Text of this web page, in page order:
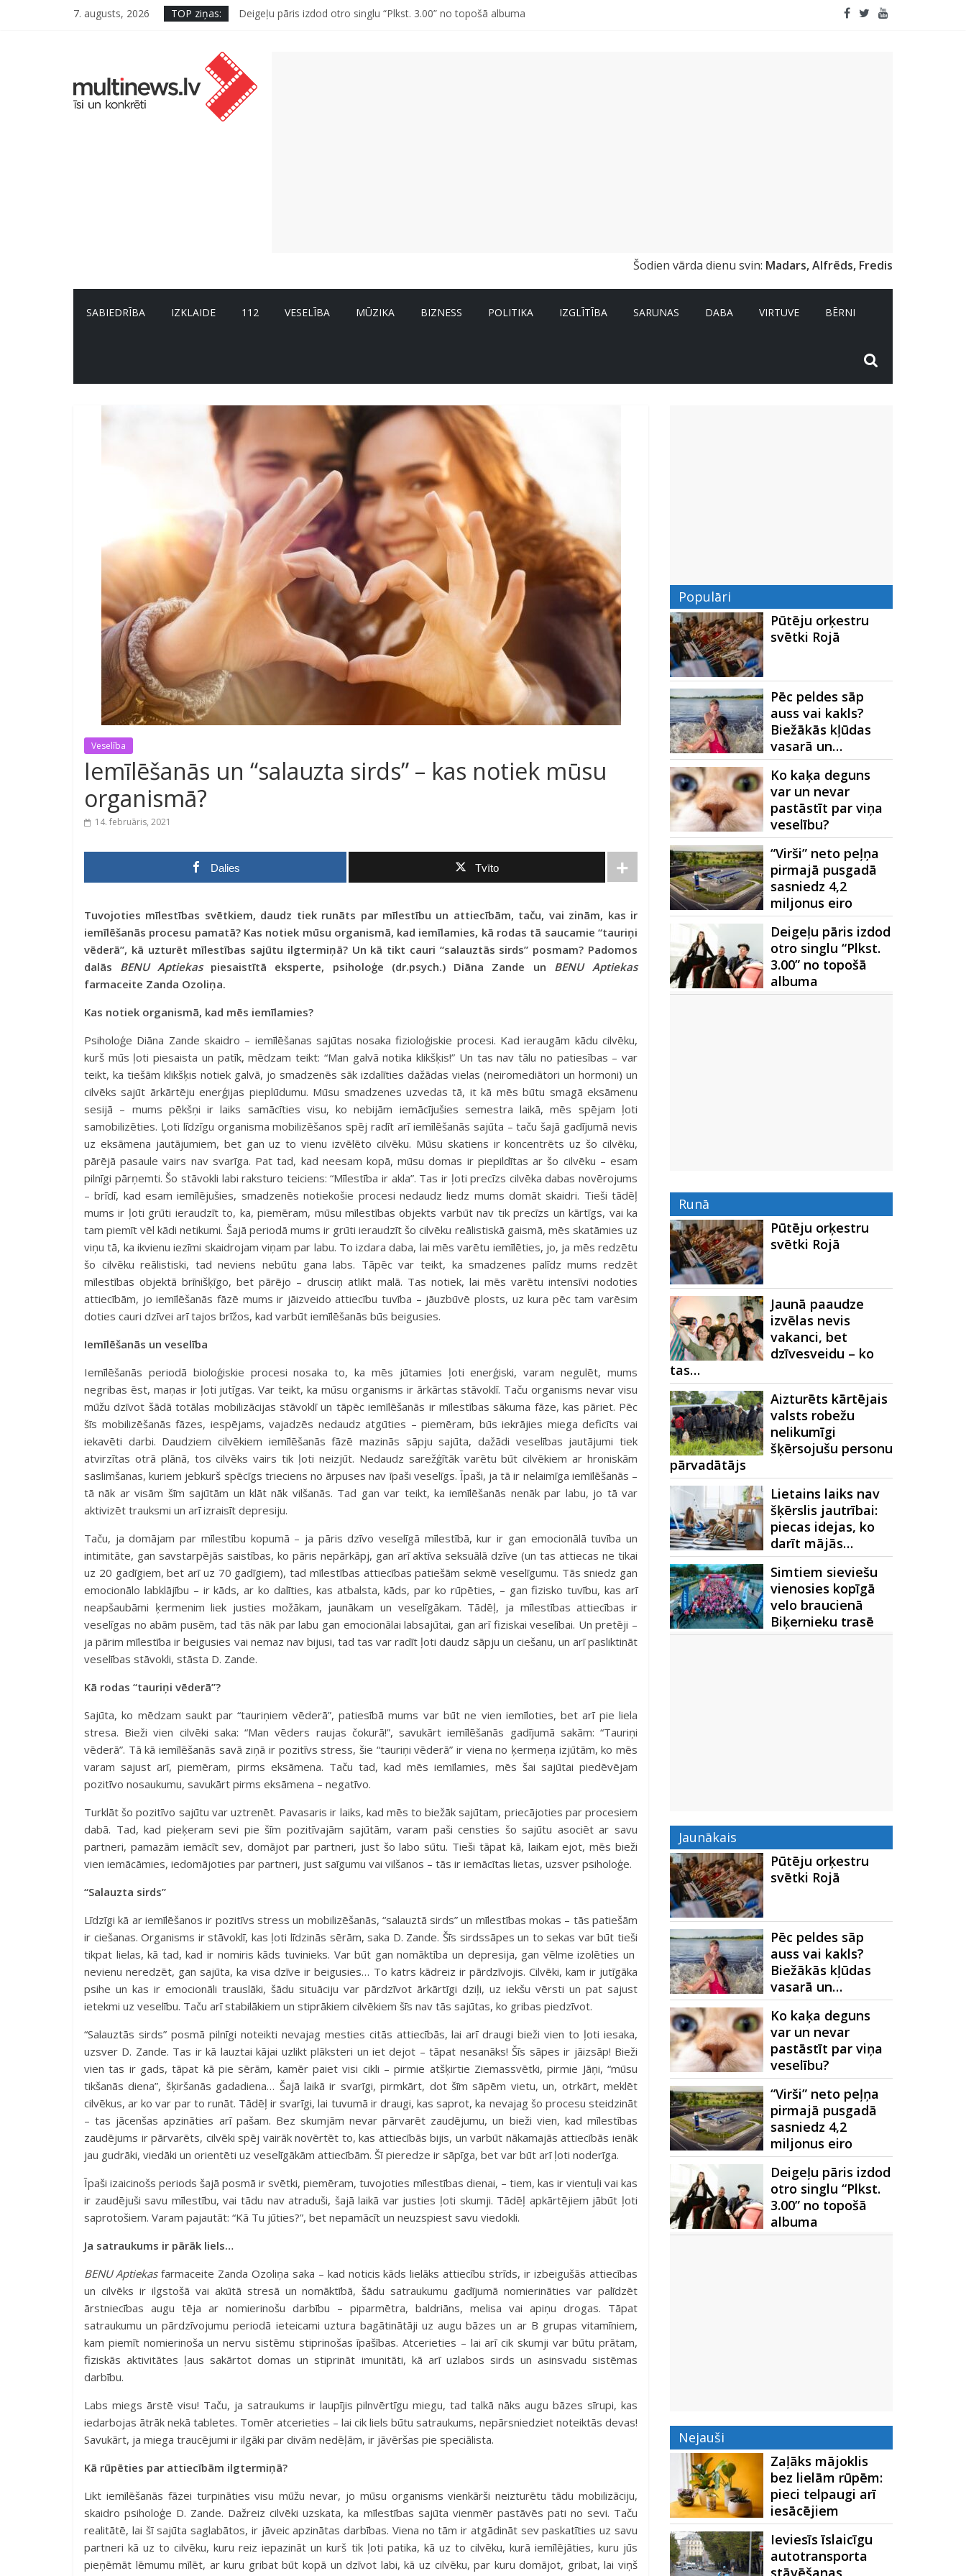
7. augusts, 2026 TOP ziņas:
Deigeļu pāris izdod otro singlu “Plkst. 3.00” no topošā albuma
“Virši” neto peļņa pirmajā pusgadā sasniedz 4,2 miljonus eiro
Šodien vārda dienu svin: Madars, Alfrēds, Fredis
SABIEDRĪBA IZKLAIDE 112 VESELĪBA MŪZIKA BIZNESS POLITIKA IZGLĪTĪBA SARUNAS DABA VIRTUVE BĒRNI
Veselība
Iemīlēšanās un “salauzta sirds” – kas notiek mūsu
organismā?
14. februāris, 2021
Dalies Tvīto
Tuvojoties mīlestības svētkiem, daudz tiek runāts par mīlestību un attiecībām, taču, vai zinām, kas ir
iemīlēšanās procesu pamatā? Kas notiek mūsu organismā, kad iemīlamies, kā rodas tā saucamie “tauriņi
vēderā”, kā uzturēt mīlestības sajūtu ilgtermiņā? Un kā tikt cauri “salauztās sirds” posmam? Padomos
dalās BENU Aptiekas piesaistītā eksperte, psiholoģe (dr.psych.) Diāna Zande un BENU Aptiekas
farmaceite Zanda Ozoliņa.
Kas notiek organismā, kad mēs iemīlamies?
Psiholoģe Diāna Zande skaidro – iemīlēšanas sajūtas nosaka fizioloģiskie procesi. Kad ieraugām kādu cilvēku,
kurš mūs ļoti piesaista un patīk, mēdzam teikt: “Man galvā notika klikšķis!” Un tas nav tālu no patiesības – var
teikt, ka tiešām klikšķis notiek galvā, jo smadzenēs sāk izdalīties dažādas vielas (neiromediātori un hormoni) un
cilvēks sajūt ārkārtēju enerģijas pieplūdumu. Mūsu smadzenes uzvedas tā, it kā mēs būtu smagā eksāmenu
sesijā – mums pēkšņi ir laiks samācīties visu, ko nebijām iemācījušies semestra laikā, mēs spējam ļoti
samobilizēties. Ļoti līdzīgu organisma mobilizēšanos spēj radīt arī iemīlēšanās sajūta – taču šajā gadījumā nevis
uz eksāmena jautājumiem, bet gan uz to vienu izvēlēto cilvēku. Mūsu skatiens ir koncentrēts uz šo cilvēku,
pārējā pasaule vairs nav svarīga. Pat tad, kad neesam kopā, mūsu domas ir piepildītas ar šo cilvēku – esam
pilnīgi pārņemti. Šo stāvokli labi raksturo teiciens: “Mīlestība ir akla”. Tas ir ļoti precīzs cilvēka dabas novērojums
– brīdī, kad esam iemīlējušies, smadzenēs notiekošie procesi nedaudz liedz mums domāt skaidri. Tieši tādēļ
mums ir ļoti grūti ieraudzīt to, ka, piemēram, mūsu mīlestības objekts varbūt nav tik precīzs un kārtīgs, vai ka
tam piemīt vēl kādi netikumi. Šajā periodā mums ir grūti ieraudzīt šo cilvēku reālistiskā gaismā, mēs skatāmies uz
viņu tā, ka ikvienu iezīmi skaidrojam viņam par labu. To izdara daba, lai mēs varētu iemīlēties, jo, ja mēs redzētu
šo cilvēku reālistiski, tad neviens nebūtu gana labs. Tāpēc var teikt, ka smadzenes palīdz mums redzēt
mīlestības objektā brīnišķīgo, bet pārējo – drusciņ atlikt malā. Tas notiek, lai mēs varētu intensīvi nodoties
attiecībām, jo iemīlēšanās fāzē mums ir jāizveido attiecību tuvība – jāuzbūvē plosts, uz kura pēc tam varēsim
doties cauri dzīvei arī tajos brīžos, kad varbūt iemīlēšanās būs beigusies.
Iemīlēšanās un veselība
Iemīlēšanās periodā bioloģiskie procesi nosaka to, ka mēs jūtamies ļoti enerģiski, varam negulēt, mums
negribas ēst, maņas ir ļoti jutīgas. Var teikt, ka mūsu organisms ir ārkārtas stāvoklī. Taču organisms nevar visu
mūžu dzīvot šādā totālas mobilizācijas stāvoklī un tāpēc iemīlēšanās ir mīlestības sākuma fāze, kas pāriet. Pēc
šīs mobilizēšanās fāzes, iespējams, vajadzēs nedaudz atgūties – piemēram, būs iekrājies miega deficīts vai
iekavēti darbi. Daudziem cilvēkiem iemīlēšanās fāzē mazinās sāpju sajūta, dažādi veselības jautājumi tiek
atvirzītas otrā plānā, tos cilvēks vairs tik ļoti neizjūt. Nedaudz sarežģītāk varētu būt cilvēkiem ar hroniskām
saslimšanas, kuriem jebkurš spēcīgs trieciens no ārpuses nav īpaši veselīgs. Īpaši, ja tā ir nelaimīga iemīlēšanās –
tā nāk ar visām šīm sajūtām un klāt nāk vilšanās. Tad gan var teikt, ka iemīlēšanās nenāk par labu, jo tā var
aktivizēt trauksmi un arī izraisīt depresiju.
Taču, ja domājam par mīlestību kopumā – ja pāris dzīvo veselīgā mīlestībā, kur ir gan emocionālā tuvība un
intimitāte, gan savstarpējās saistības, ko pāris nepārkāpj, gan arī aktīva seksuālā dzīve (un tas attiecas ne tikai
uz 20 gadīgiem, bet arī uz 70 gadīgiem), tad mīlestības attiecības patiešām sekmē veselīgumu. Tās sniedz gan
emocionālo labklājību – ir kāds, ar ko dalīties, kas atbalsta, kāds, par ko rūpēties, – gan fizisko tuvību, kas arī
neapšaubāmi ķermenim liek justies možākam, jaunākam un veselīgākam. Tādēļ, ja mīlestības attiecības ir
veselīgas no abām pusēm, tad tās nāk par labu gan emocionālai labsajūtai, gan arī fiziskai veselībai. Un pretēji –
ja pārim mīlestība ir beigusies vai nemaz nav bijusi, tad tas var radīt ļoti daudz sāpju un ciešanu, un arī pasliktināt
veselības stāvokli, stāsta D. Zande.
Kā rodas “tauriņi vēderā”?
Sajūta, ko mēdzam saukt par “tauriņiem vēderā”, patiesībā mums var būt ne vien iemīloties, bet arī pie liela
stresa. Bieži vien cilvēki saka: “Man vēders raujas čokurā!”, savukārt iemīlēšanās gadījumā sakām: “Tauriņi
vēderā”. Tā kā iemīlēšanās savā ziņā ir pozitīvs stress, šie “tauriņi vēderā” ir viena no ķermeņa izjūtām, ko mēs
varam sajust arī, piemēram, pirms eksāmena. Taču tad, kad mēs iemīlamies, mēs šai sajūtai piedēvējam
pozitīvo nosaukumu, savukārt pirms eksāmena – negatīvo.
Turklāt šo pozitīvo sajūtu var uztrenēt. Pavasaris ir laiks, kad mēs to biežāk sajūtam, priecājoties par procesiem
dabā. Tad, kad pieķeram sevi pie šīm pozitīvajām sajūtām, varam paši censties šo sajūtu asociēt ar savu
partneri, pamazām iemācīt sev, domājot par partneri, just šo labo sūtu. Tieši tāpat kā, laikam ejot, mēs bieži
vien iemācāmies, iedomājoties par partneri, just saīgumu vai vilšanos – tās ir iemācītas lietas, uzsver psiholoģe.
“Salauzta sirds”
Līdzīgi kā ar iemīlēšanos ir pozitīvs stress un mobilizēšanās, “salauztā sirds” un mīlestības mokas – tās patiešām
ir ciešanas. Organisms ir stāvoklī, kas ļoti līdzinās sērām, saka D. Zande. Šīs sirdssāpes un to sekas var būt tieši
tikpat lielas, kā tad, kad ir nomiris kāds tuvinieks. Var būt gan nomāktība un depresija, gan vēlme izolēties un
nevienu neredzēt, gan sajūta, ka visa dzīve ir beigusies… To katrs kādreiz ir pārdzīvojis. Cilvēki, kam ir jutīgāka
psihe un kas ir emocionāli trauslāki, šādu situāciju var pārdzīvot ārkārtīgi dziļi, uz iekšu vērsti un pat sajust
ietekmi uz veselību. Taču arī stabilākiem un stiprākiem cilvēkiem šīs nav tās sajūtas, ko gribas piedzīvot.
“Salauztās sirds” posmā pilnīgi noteikti nevajag mesties citās attiecībās, lai arī draugi bieži vien to ļoti iesaka,
uzsver D. Zande. Tas ir kā lauztai kājai uzlikt plāksteri un iet dejot – tāpat nesanāks! Šīs sāpes ir jāizsāp! Bieži
vien tas ir gads, tāpat kā pie sērām, kamēr paiet visi cikli – pirmie atšķirtie Ziemassvētki, pirmie Jāņi, “mūsu
tikšanās diena”, šķiršanās gadadiena… Šajā laikā ir svarīgi, pirmkārt, dot šīm sāpēm vietu, un, otrkārt, meklēt
cilvēkus, ar ko var par to runāt. Tādēļ ir svarīgi, lai tuvumā ir draugi, kas saprot, ka nevajag šo procesu steidzināt
– tas jācenšas apzināties arī pašam. Bez skumjām nevar pārvarēt zaudējumu, un bieži vien, kad mīlestības
zaudējums ir pārvarēts, cilvēki spēj vairāk novērtēt to, kas attiecībās bijis, un varbūt nākamajās attiecībās ienāk
jau gudrāki, viedāki un orientēti uz veselīgākām attiecībām. Šī pieredze ir sāpīga, bet var būt arī ļoti noderīga.
Īpaši izaicinošs periods šajā posmā ir svētki, piemēram, tuvojoties mīlestības dienai, – tiem, kas ir vientuļi vai kas
ir zaudējuši savu mīlestību, vai tādu nav atraduši, šajā laikā var justies ļoti skumji. Tādēļ apkārtējiem jābūt ļoti
saprotošiem. Varam pajautāt: “Kā Tu jūties?”, bet nepamācīt un neuzspiest savu viedokli.
Ja satraukums ir pārāk liels…
BENU Aptiekasfarmaceite Zanda Ozoliņa saka – kad noticis kāds lielāks attiecību strīds, ir izbeigušās attiecības
un cilvēks ir ilgstošā vai akūtā stresā un nomāktībā, šādu satraukumu gadījumā nomierināties var palīdzēt
ārstniecības augu tēja ar nomierinošu darbību – piparmētra, baldriāns, melisa vai apiņu drogas. Tāpat
satraukumu un pārdzīvojumu periodā ieteicami uztura bagātinātāji uz augu bāzes un ar B grupas vitamīniem,
kam piemīt nomierinoša un nervu sistēmu stiprinošas īpašības. Atcerieties – lai arī cik skumji var būtu prātam,
fiziskās aktivitātes ļaus sakārtot domas un stiprināt imunitāti, kā arī uzlabos sirds un asinsvadu sistēmas
darbību.
Labs miegs ārstē visu! Taču, ja satraukums ir laupījis pilnvērtīgu miegu, tad talkā nāks augu bāzes sīrupi, kas
iedarbojas ātrāk nekā tabletes. Tomēr atcerieties – lai cik liels būtu satraukums, nepārsniedziet noteiktās devas!
Savukārt, ja miega traucējumi ir ilgāki par divām nedēļām, ir jāvēršas pie speciālista.
Kā rūpēties par attiecībām ilgtermiņā?
Likt iemīlēšanās fāzei turpināties visu mūžu nevar, jo mūsu organisms vienkārši neizturētu tādu mobilizāciju,
skaidro psiholoģe D. Zande. Dažreiz cilvēki uzskata, ka mīlestības sajūta vienmēr pastāvēs pati no sevi. Taču
realitātē, lai šī sajūta saglabātos, ir jāveic apzinātas darbības. Viena no tām ir atgādināt sev paskatīties uz savu
partneri kā uz to cilvēku, kuru reiz iepazināt un kurš tik ļoti patika, kā uz to cilvēku, kurā iemīlējāties, kuru jūs
pieņēmāt lēmumu mīlēt, ar kuru gribat būt kopā un dzīvot labi, kā uz cilvēku, par kuru domājot, gribat, lai viņš
Populāri
Pūtēju orķestru
svētki Rojā
Pēc peldes sāp
auss vai kakls?
Biežākās kļūdas
vasarā un…
Ko kaķa deguns
var un nevar
pastāstīt par viņa
veselību?
“Virši” neto peļņa
pirmajā pusgadā
sasniedz 4,2
miljonus eiro
Deigeļu pāris izdod
otro singlu “Plkst.
3.00” no topošā
albuma
Runā
Pūtēju orķestru
svētki Rojā
Jaunā paaudze
izvēlas nevis
vakanci, bet
dzīvesveidu – ko
tas…
Aizturēts kārtējais
valsts robežu
nelikumīgi
šķērsojušu personu
pārvadātājs
Lietains laiks nav
šķērslis jautrībai:
piecas idejas, ko
darīt mājās…
Simtiem sieviešu
vienosies kopīgā
velo braucienā
Biķernieku trasē
Jaunākais
Pūtēju orķestru
svētki Rojā
Pēc peldes sāp
auss vai kakls?
Biežākās kļūdas
vasarā un…
Ko kaķa deguns
var un nevar
pastāstīt par viņa
veselību?
“Virši” neto peļņa
pirmajā pusgadā
sasniedz 4,2
miljonus eiro
Deigeļu pāris izdod
otro singlu “Plkst.
3.00” no topošā
albuma
Nejauši
Zaļāks mājoklis
bez lielām rūpēm:
pieci telpaugi arī
iesācējiem
Ieviesīs īslaicīgu
autotransporta
stāvēšanas